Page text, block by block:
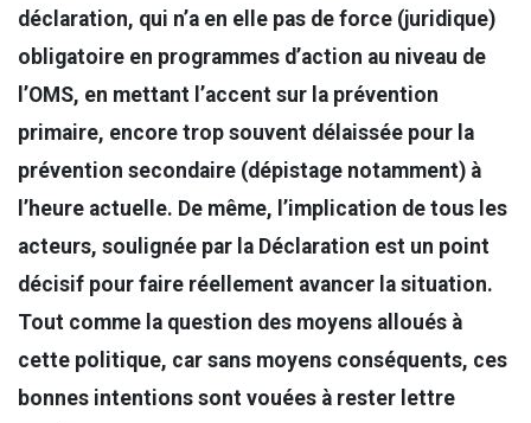
déclaration, qui n’a en elle pas de force (juridique)
obligatoire en programmes d’action au niveau de
l’OMS, en mettant l’accent sur la prévention
primaire, encore trop souvent délaissée pour la
prévention secondaire (dépistage notamment) à
l’heure actuelle. De même, l’implication de tous les
acteurs, soulignée par la Déclaration est un point
décisif pour faire réellement avancer la situation.
Tout comme la question des moyens alloués à
cette politique, car sans moyens conséquents, ces
bonnes intentions sont vouées à rester lettre